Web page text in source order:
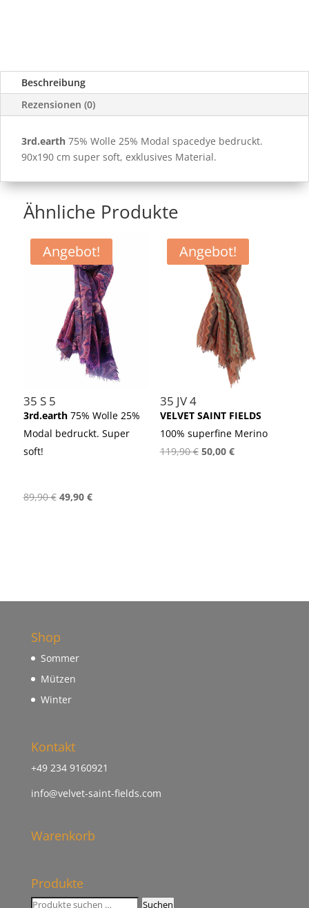
Beschreibung
Rezensionen (0)
3rd.earth 75% Wolle 25% Modal spacedye bedruckt.
90x190 cm super soft, exklusives Material.
Ähnliche Produkte
Angebot!
35 S 5
3rd.earth 75% Wolle 25%
Modal bedruckt. Super
soft!
89,90€ Ursprünglicher
49,90 €Aktueller
Angebot!
35 JV 4
VELVET SAINT FIELDS
100% superfine Merino
119,90€ Ursprünglicher
50,00 €Aktueller
Shop
Sommer
Mützen
Winter
Kontakt
+49 234 9160921
info@velvet-saint-fields.com
Warenkorb
Produkte
Suchen Suchen